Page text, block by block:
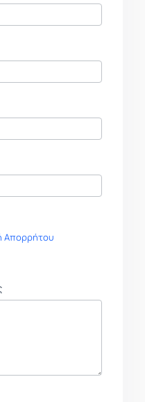
Απορρήτου